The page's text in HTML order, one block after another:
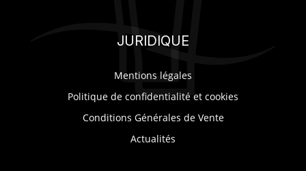
JURIDIQUE
Mentions légales
Politique de confidentialité et cookies
Conditions Générales de Vente
Actualités